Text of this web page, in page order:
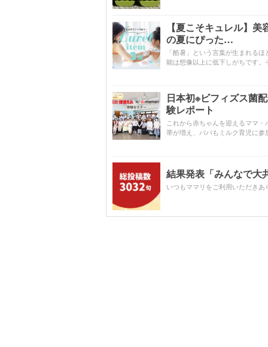
【夏こそキュレル】
の夏にぴった…
「酷暑」という言葉が生まれる
能は想像以上に低下しがちです
日本初※ビフィズス菌
験レポート
これから赤ちゃんを迎えるママ
帯が増え、パパもミルク育児に
結果発表「みんなで
いつもママリをご利用いただき